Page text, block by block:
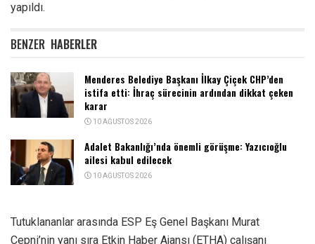
yapıldı.
BENZER HABERLER
Menderes Belediye Başkanı İlkay Çiçek CHP’den
istifa etti: İhraç sürecinin ardından dikkat çeken
karar
10 AĞUSTOS 2026
Adalet Bakanlığı’nda önemli görüşme: Yazıcıoğlu
ailesi kabul edilecek
10 AĞUSTOS 2026
Tutuklananlar arasında ESP Eş Genel Başkanı Murat
Çepni’nin yanı sıra Etkin Haber Ajansı (ETHA) çalışanı